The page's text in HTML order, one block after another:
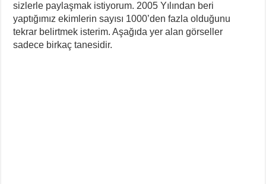
sizlerle paylaşmak istiyorum. 2005 Yılından beri
yaptığımız ekimlerin sayısı 1000’den fazla olduğunu
tekrar belirtmek isterim. Aşağıda yer alan görseller
sadece birkaç tanesidir.